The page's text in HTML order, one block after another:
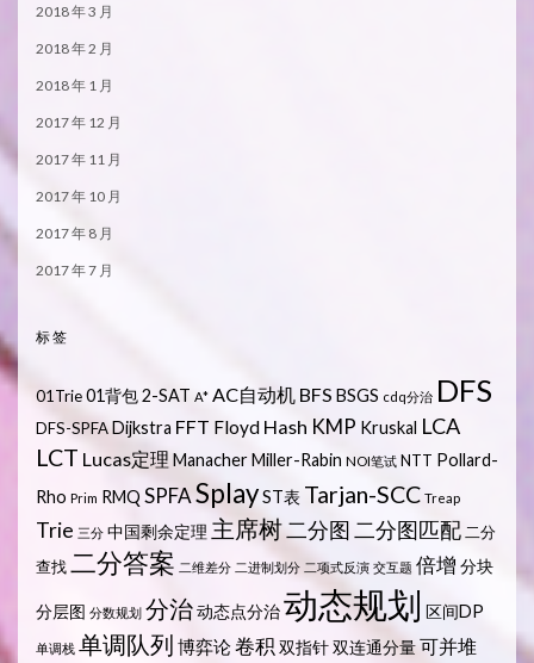
2018 年 3 月
2018 年 2 月
2018 年 1 月
2017 年 12 月
2017 年 11 月
2017 年 10 月
2017 年 8 月
2017 年 7 月
标签
01Trie01背包2-SAT A* AC自动机 BFS BSGS cdq分治 DFS
DFS-SPFADijkstra FFT Floyd Hash KMP Kruskal LCA
LCT Lucas定理 ManacherMiller-Rabin NOI笔试 NTT Pollard-
Rho Prim RMQ SPFASplayST表 Tarjan-SCC Treap
Trie 三分 中国剩余定理 主席树二分图 二分图匹配 二分
查找二分答案 二维差分 二进制划分 二项式反演 交互题 倍增 分块
分层图 分数规划 分治动态点分治动态规划 区间DP
单调栈 单调队列 博弈论卷积 双指针双连通分量可并堆